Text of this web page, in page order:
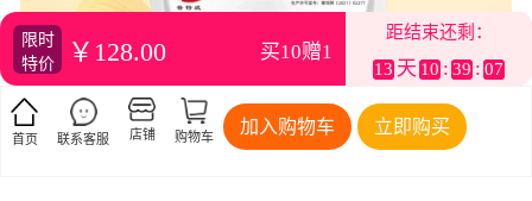
限时
特价
￥128.00 买10赠1
距结束还剩：
13 天 10 : 39 : 06
首页 联系客服 店铺 购物车 加入购物车 立即购买